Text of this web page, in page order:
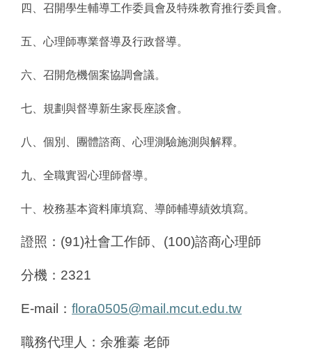
四、召開學生輔導工作委員會及特殊教育推行委員會。
五、心理師專業督導及行政督導。
六、召開危機個案協調會議。
七、規劃與督導新生家長座談會。
八、個別、團體諮商、心理測驗施測與解釋。
九、全職實習心理師督導。
十、校務基本資料庫填寫、導師輔導績效填寫。
證照：(91)社會工作師、(100)諮商心理師
分機：2321
E-mail ： flora0505@mail.mcut.edu.tw
職務代理人：余雅蓁 老師